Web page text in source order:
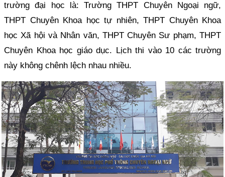
trường đại học là: Trường THPT Chuyên Ngoại ngữ,
THPT Chuyên Khoa học tự nhiên, THPT Chuyên Khoa
học Xã hội và Nhân văn, THPT Chuyên Sư phạm, THPT
Chuyên Khoa học giáo dục. Lịch thi vào 10 các trường
này không chênh lệch nhau nhiều.